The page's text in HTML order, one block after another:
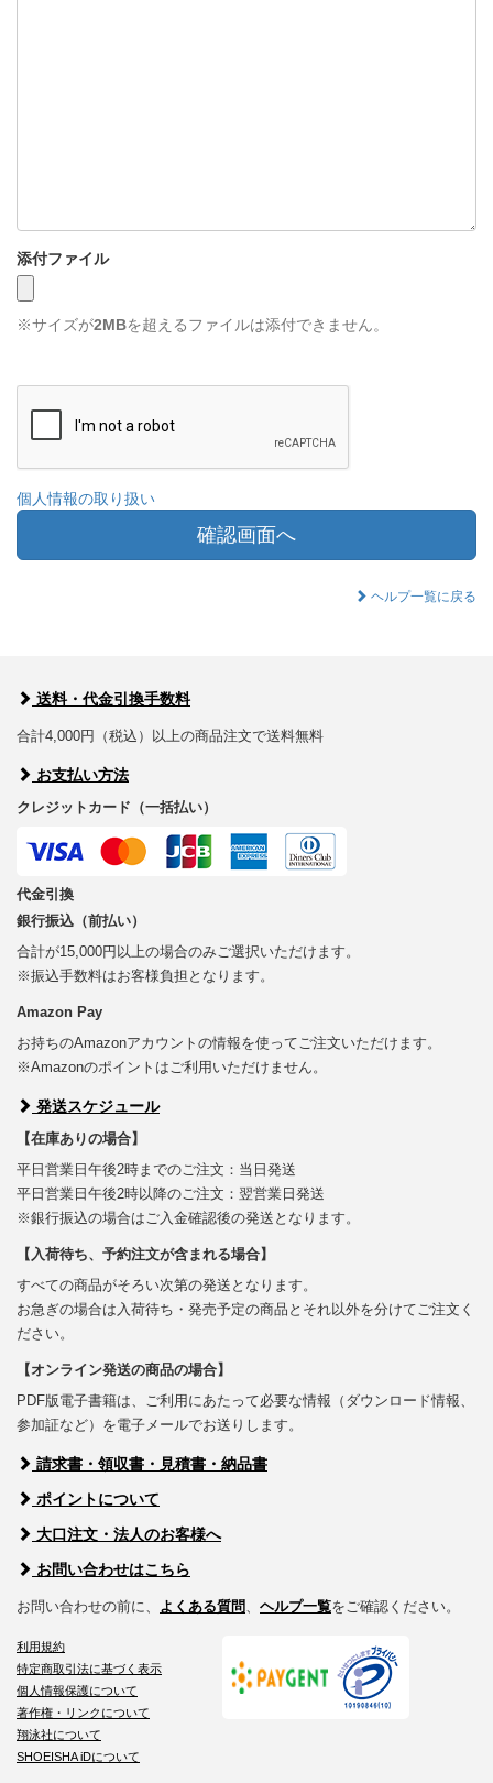
添付ファイル
※サイズが2MBを超えるファイルは添付できません。
個人情報の取り扱い
確認画面へ
ヘルプ一覧に戻る
送料・代金引換手数料
合計4,000円（税込）以上の商品注文で送料無料
お支払い方法
クレジットカード（一括払い）
代金引換
銀行振込（前払い）
合計が15,000円以上の場合のみご選択いただけます。
※振込手数料はお客様負担となります。
Amazon Pay
お持ちのAmazonアカウントの情報を使ってご注文いただけます。
※Amazonのポイントはご利用いただけません。
発送スケジュール
【在庫ありの場合】
平日営業日午後2時までのご注文：当日発送
平日営業日午後2時以降のご注文：翌営業日発送
※銀行振込の場合はご入金確認後の発送となります。
【入荷待ち、予約注文が含まれる場合】
すべての商品がそろい次第の発送となります。
お急ぎの場合は入荷待ち・発売予定の商品とそれ以外を分けてご注文く
ださい。
【オンライン発送の商品の場合】
PDF版電子書籍は、ご利用にあたって必要な情報（ダウンロード情報、
参加証など）を電子メールでお送りします。
請求書・領収書・見積書・納品書
ポイントについて
大口注文・法人のお客様へ
お問い合わせはこちら
お問い合わせの前に、 よくある質問 ヘルプ一覧をご確認ください。
利用規約
特定商取引法に基づく表示
個人情報保護について
著作権・リンクについて
翔泳社について
SHOEISHA iDについて